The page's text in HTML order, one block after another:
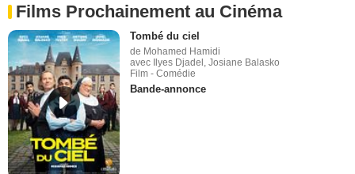
Films Prochainement au Cinéma
Tombé du ciel
de Mohamed Hamidi
avec Ilyes Djadel, Josiane Balasko
Film - Comédie
Bande-annonce